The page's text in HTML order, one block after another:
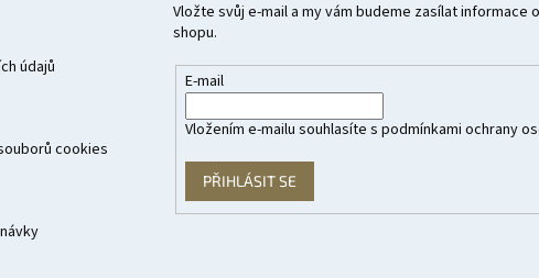
údajů
cookies
Vložte svůj e-mail a my vám budeme zasílat informace
shopu.
E-mail
Vložením e-mailu souhlasíte spodmínkami ochrany
PŘIHLÁSIT SE